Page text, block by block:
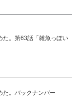
た。第63話「雑魚っぽい
た。バックナンバー